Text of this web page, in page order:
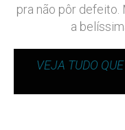
pra não pôr defeito.
a
VEJA TUDO